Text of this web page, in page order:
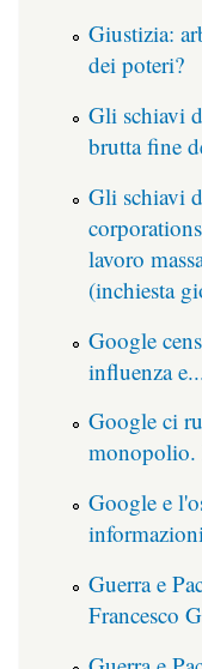
Giustizia:
dei poteri?
Gli schiavi
brutta fine
Gli schiavi
lavoro
(inchiesta
Google
influenza
Google ci
monopolio.
Google e
Guerra e
Francesco